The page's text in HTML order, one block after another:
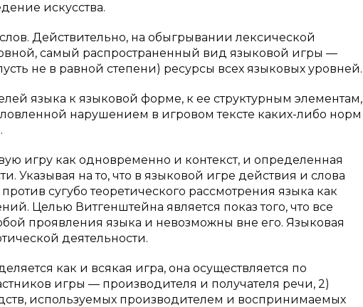
искусства.
Действительно, на обыгрывании лексической
самый распространенный вид языковой игры —
не в равной степени) ресурсы всех языковых уровней.
языка к языковой форме, к ее структурным элементам,
нарушением в игровом тексте каких-либо норм
игру как одновременно и контекст, и определенная
Указывая на то, что в языковой игре действия и слова
сугубо теоретического рассмотрения языка как
Целью Витгенштейна является показ того, что все
проявления языка и невозможны вне его. Языковая
деятельности.
как и всякая игра, она осуществляется по
игры — производителя и получателя речи, 2)
используемых производителем и воспринимаемых